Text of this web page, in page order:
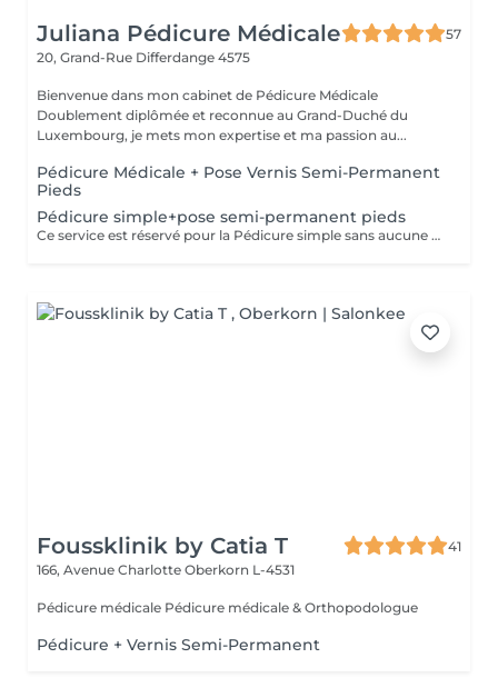
Juliana Pédicure Médicale
57
20, Grand-Rue Differdange 4575
Bienvenue dans mon cabinet de Pédicure Médicale
Doublement diplômée et reconnue au Grand-Duché du
Luxembourg, je mets mon expertise et ma passion au...
Pédicure Médicale + Pose Vernis Semi-Permanent
Pieds
Pédicure simple+pose semi-permanent pieds
Ce service est réservé pour la Pédicure simple sans aucune pathologie particulier(ongle incarné/callosités ou mycoses=Pédicure Médicale)
Foussklinik by Catia T
41
166, Avenue Charlotte Oberkorn L-4531
Pédicure médicale Pédicure médicale & Orthopodologue
Pédicure + Vernis Semi-Permanent